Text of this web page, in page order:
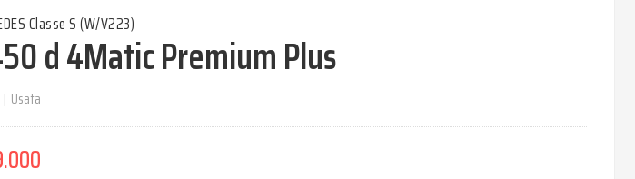
Classe S (W/V223)
d 4Matic Premium Plus
| Usata